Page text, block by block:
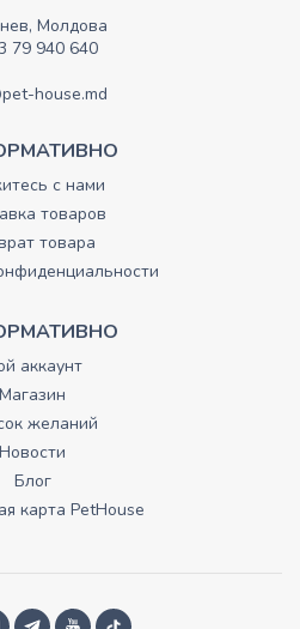
Молдова
79 940 640
house.md
с нами
товаров
товара
аккаунт
Магазин
желаний
Новости
Блог
карта PetHouse